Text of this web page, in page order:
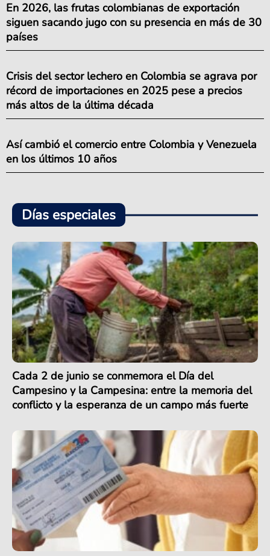
En 2026, las frutas colombianas de exportación
siguen sacando jugo con su presencia en más de 30
países
Crisis del sector lechero en Colombia se agrava por
récord de importaciones en 2025 pese a precios
más altos de la última década
Así cambió el comercio entre Colombia y Venezuela
en los últimos 10 años
Días especiales
Cada 2 de junio se conmemora el Día del
Campesino y la Campesina: entre la memoria del
conflicto y la esperanza de un campo más fuerte